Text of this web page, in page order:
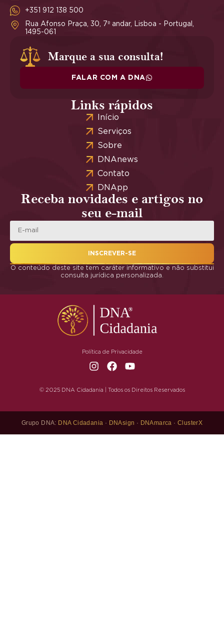
+351 912 138 500
Rua Afonso Praça, 30, 7º andar, Lisboa - Portugal,
1495-061
Marque a sua consulta!
FALAR COM A DNA
Links rápidos
Início
Serviços
Sobre
DNAnews
Contato
DNApp
Receba novidades e artigos no
seu e-mail
INSCREVER-SE
O conteúdo deste site tem caráter informativo e não substitui
consulta jurídica personalizada.
© 2025 DNA Cidadania | Todos os Direitos Reservados
Política de Privacidade
Grupo DNA: DNA Cidadania · DNAsign · DNAmarca ·ClusterX